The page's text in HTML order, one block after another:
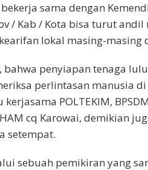
sama dengan
/ Kab / Kota bisa turut
lokal masing-masing
penyiapan tenaga
perlintasan manusia di
POLTEKIM,
cq Karowai, demikian
setempat.
sebuah pemikiran yang